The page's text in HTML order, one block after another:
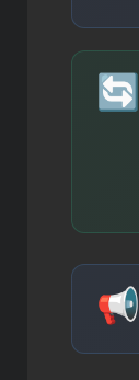
🔄
📢